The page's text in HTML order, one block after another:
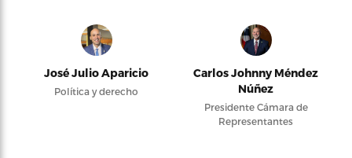
José Julio Aparicio
Política y derecho
Carlos Johnny Méndez
Núñez
Presidente Cámara de
Representantes